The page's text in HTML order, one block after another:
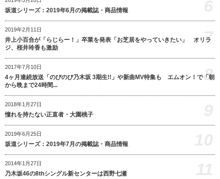
坂道シリーズ：2019年6月の掲載誌・商品情報
2019年2月11日
井上小百合が「らじらー！」卒業を発表「お芝居をやっていきたい」 オリラ
ジ、桜井玲香も激励
7
2017年7月10日
4ヶ月連続放送「のびのび乃木坂 3期生!!」や新曲MV特集も エムオン！で「朝
から晩まで24時間...
8
2018年1月27日
憧れを持たない正直者・大園桃子
2019年6月25日
坂道シリーズ：2019年7月の掲載誌・商品情報
2014年1月27日
乃木坂46の8thシングル新センターは西野七瀬